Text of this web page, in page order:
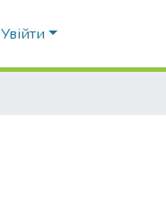
Увійти